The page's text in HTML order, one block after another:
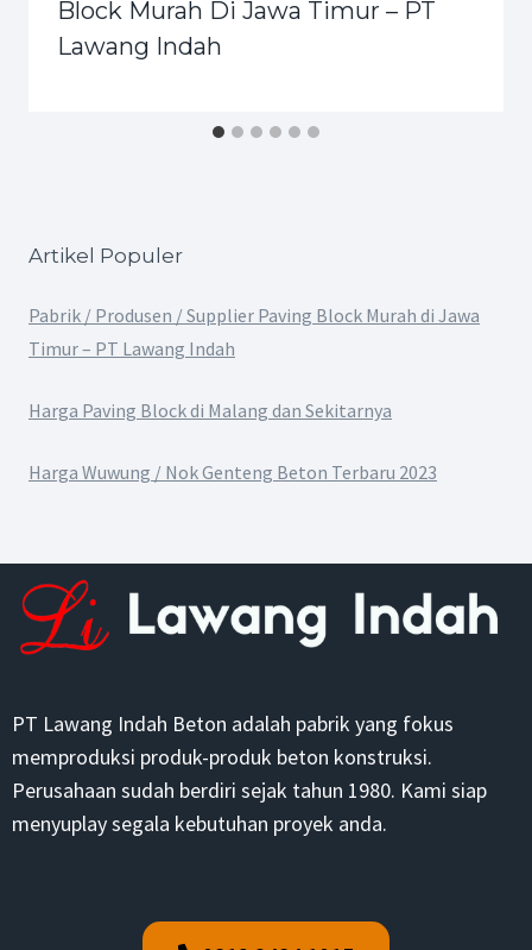
Block Murah Di Jawa Timur – PT
Lawang Indah
Artikel Populer
Pabrik / Produsen / Supplier Paving Block Murah di Jawa
Timur – PT Lawang Indah
Harga Paving Block di Malang dan Sekitarnya
Harga Wuwung / Nok Genteng Beton Terbaru 2023
PT Lawang Indah Beton adalah pabrik yang fokus
memproduksi produk-produk beton konstruksi.
Perusahaan sudah berdiri sejak tahun 1980. Kami siap
menyuplay segala kebutuhan proyek anda.